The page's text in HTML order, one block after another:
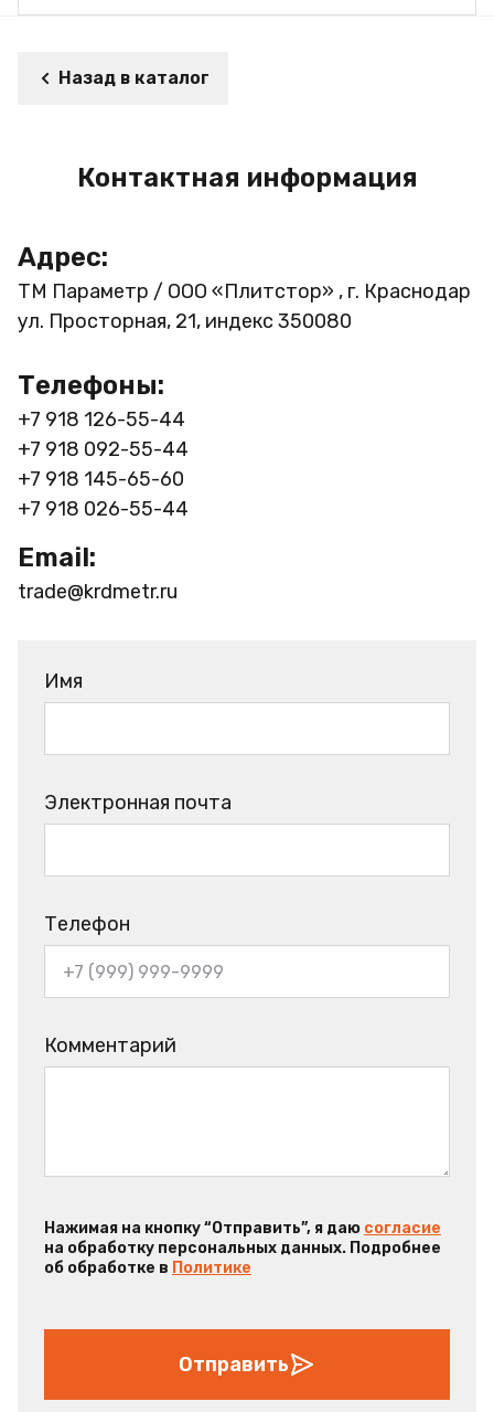
Назад в каталог
Контактная информация
Адрес:
ТМ Параметр / ООО «Плитстор» , г. Краснодар
ул. Просторная, 21, индекс 350080
Телефоны:
+7 918 126-55-44
+7 918 092-55-44
+7 918 145-65-60
+7 918 026-55-44
Email:
trade@krdmetr.ru
Имя
Электронная почта
Телефон
Комментарий
Нажимая на кнопку “Отправить”, я даю согласие
на обработку персональных данных. Подробнее
об обработке в Политике
Отправить